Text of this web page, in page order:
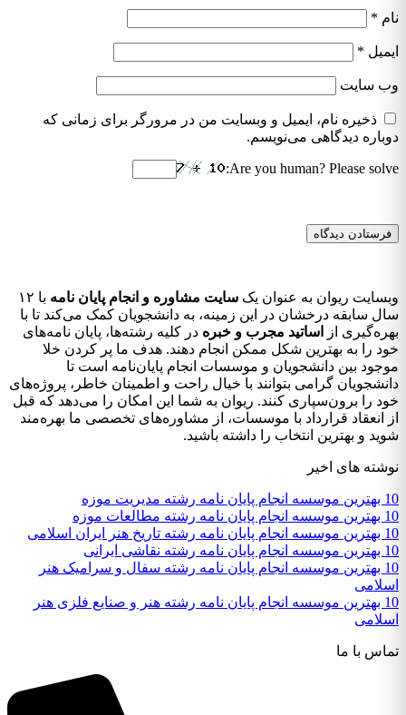
نام *
ایمیل *
وب‌ سایت
ذخیره نام، ایمیل و وبسایت من در مرورگر برای زمانی که
دوباره دیدگاهی می‌نویسم.
Are you human? Please solve:
وبسایت ریوان به عنوان یک سایت مشاوره و انجام پایان نامه
با ۱۲
سال سابقه درخشان در این زمینه، به دانشجویان کمک می‌کند تا با
بهره‌گیری از
اساتید مجرب و خبره در کلیه رشته‌ها، پایان نامه‌های
خود را به بهترین شکل ممکن انجام دهند. هدف ما پر کردن خلا
موجود بین دانشجویان و موسسات انجام پایان‌نامه است تا
دانشجویان گرامی بتوانند با خیال راحت و اطمینان خاطر، پروژه‌های
خود را برون‌سپاری کنند. ریوان به شما این امکان را می‌دهد که قبل
از انعقاد قرارداد با موسسات، از مشاوره‌های تخصصی ما بهره‌مند
شوید و بهترین انتخاب را داشته باشید.
نوشته های اخیر
10 بهترین موسسه انجام پایان نامه رشته مدیریت موزه
10 بهترین موسسه انجام پایان نامه رشته مطالعات موزه
10 بهترین موسسه انجام پایان نامه رشته تاریخ هنر ایران اسلامی
10 بهترین موسسه انجام پایان نامه رشته نقاشی ایرانی
10 بهترین موسسه انجام پایان نامه رشته سفال و سرامیک هنر
اسلامی
10 بهترین موسسه انجام پایان نامه رشته هنر و صنایع فلزی هنر
اسلامی
تماس با ما